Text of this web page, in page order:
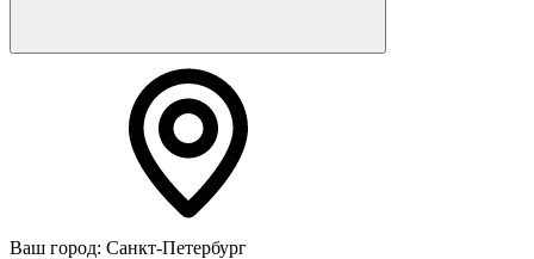
Ваш город: Санкт-Петербург